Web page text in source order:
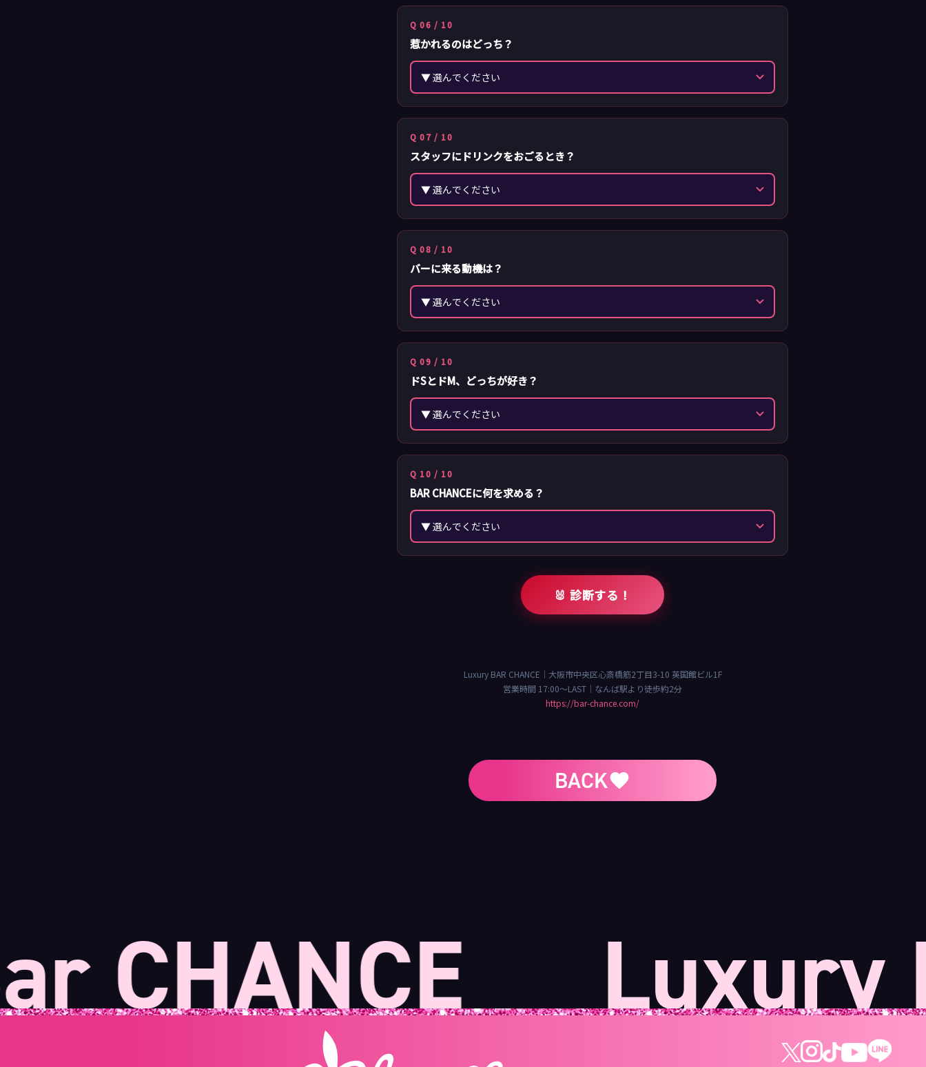
Q 06 / 10
惹かれるのはどっち？
Q 07 / 10
スタッフにドリンクをおごるとき？
Q 08 / 10
バーに来る動機は？
Q 09 / 10
ドSとドM、どっちが好き？
Q 10 / 10
BAR CHANCEに何を求める？
🐰 診断する！
Luxury BAR CHANCE｜大阪市中央区心斎橋筋2丁目3-10 英国館ビル1F
営業時間 17:00〜LAST｜なんば駅より徒歩約2分
https://bar-chance.com/
BACK
Luxury